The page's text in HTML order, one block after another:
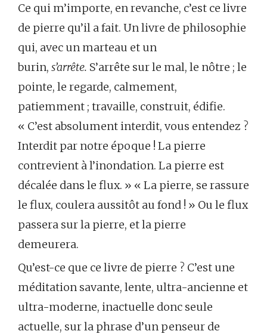
Ce qui m’importe, en revanche, c’est ce livre
de pierre qu’il a fait. Un livre de philosophie
qui, avec un marteau et un
burin, s’arrête. S’arrête sur le mal, le nôtre ; le
pointe, le regarde, calmement,
patiemment ; travaille, construit, édifie.
« C’est absolument interdit, vous entendez ?
Interdit par notre époque ! La pierre
contrevient à l’inondation. La pierre est
décalée dans le flux. » « La pierre, se rassure
le flux, coulera aussitôt au fond ! » Ou le flux
passera sur la pierre, et la pierre
demeurera.
Qu’est-ce que ce livre de pierre ? C’est une
méditation savante, lente, ultra-ancienne et
ultra-moderne, inactuelle donc seule
actuelle, sur la phrase d’un penseur de